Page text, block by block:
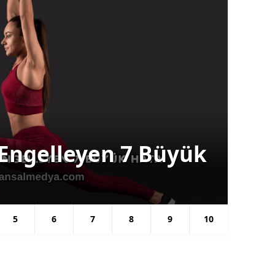
Kilo Verme
Zayıflamak İsteyip
Başlayamayanlar
5 6 7 8 9 10